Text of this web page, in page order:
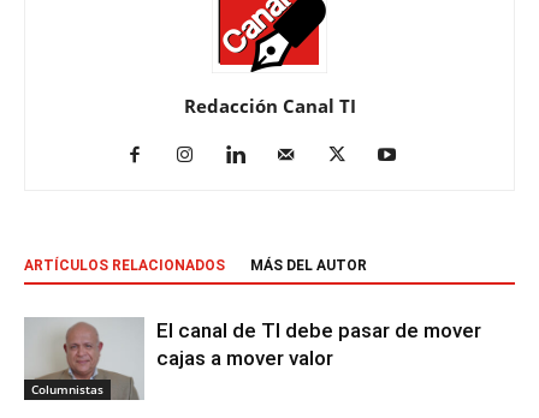
Redacción Canal TI
ARTÍCULOS RELACIONADOS MÁS DEL AUTOR
Columnistas
El canal de TI debe pasar de mover
cajas a mover valor